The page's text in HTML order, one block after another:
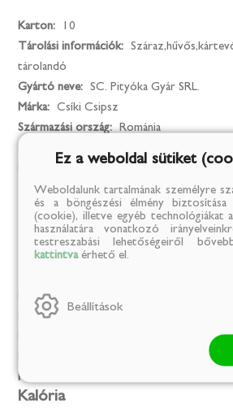
Karton:
10
Tárolási információk:
tárolandó
Gyártó neve:
SC. Pityóka Gyár SRL.
Márka:
Csíki Csipsz
Származási ország: Románia
Összetevők: burgonyaszirom,
Származási hely: Románia
Mentes
Mesterséges színezék:
MENTES / GLUTÉN:
MENTES / ÁLLATI EREDETŰ
Kalória
Ez a weboldal sütiket
Weboldalunk tartalmának személyre
és a böngészési élmény biztosítása
(cookie), illetve egyéb technológiákat
használatára vonatkozó
testreszabási lehetőségeiről
kattintvaérhető el.
Beállítások